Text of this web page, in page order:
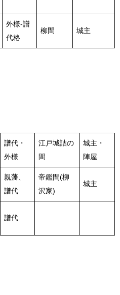
外様-譜
代格
柳間 城主
譜代・
外様
江戸城詰の
間
城主・
陣屋
親藩、
譜代
帝鑑間(柳
沢家)
城主
譜代